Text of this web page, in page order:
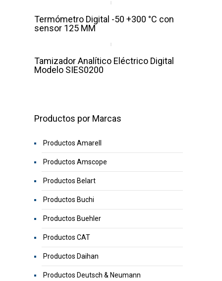
Termómetro Digital -50 +300 °C con
sensor 125 MM
Tamizador Analítico Eléctrico Digital
Modelo SIES0200
Productos por Marcas
Productos Amarell
Productos Amscope
Productos Belart
Productos Buchi
Productos Buehler
Productos CAT
Productos Daihan
Productos Deutsch & Neumann